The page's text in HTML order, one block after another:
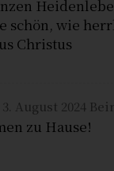
schön, wie
Christus
3. August 2024
zu Hause!